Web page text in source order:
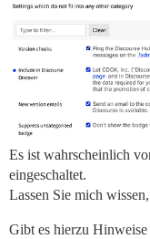
Es ist wahrscheinlich
eingeschaltet.
Lassen Sie mich
Gibt es hierzu Hinweise